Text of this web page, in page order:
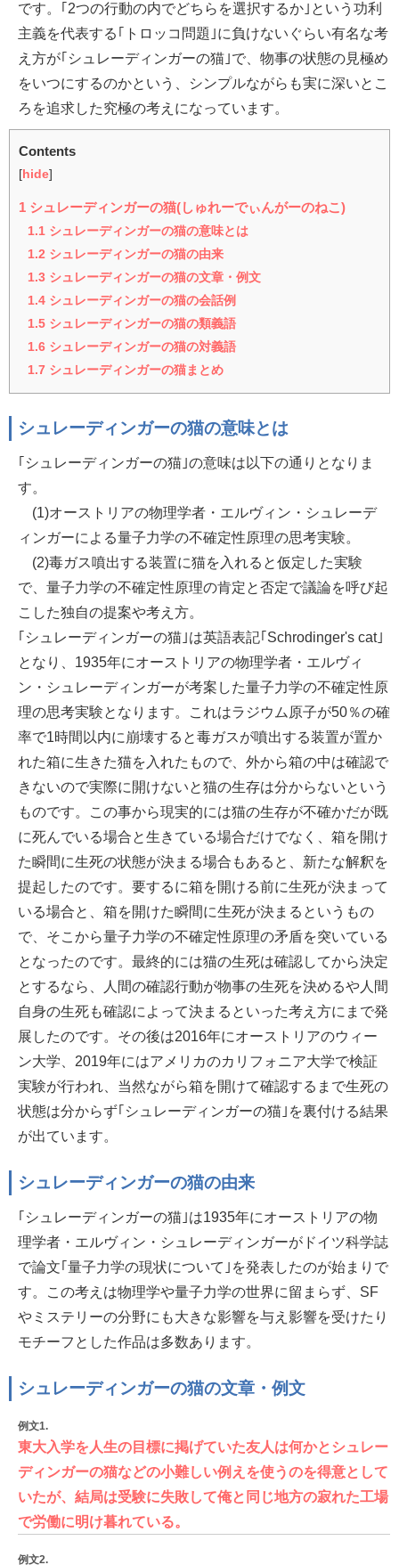
です。｢2つの行動の内でどちらを選択するか｣という功利
主義を代表する｢トロッコ問題｣に負けないぐらい有名な考
え方が｢シュレーディンガーの猫｣で、物事の状態の見極め
をいつにするのかという、シンプルながらも実に深いとこ
ろを追求した究極の考えになっています。
Contents
[ hide]
1 シュレーディンガーの猫(しゅれーでぃんがーのねこ)
1.1 シュレーディンガーの猫の意味とは
1.2 シュレーディンガーの猫の由来
1.3 シュレーディンガーの猫の文章・例文
1.4 シュレーディンガーの猫の会話例
1.5 シュレーディンガーの猫の類義語
1.6 シュレーディンガーの猫の対義語
1.7 シュレーディンガーの猫まとめ
シュレーディンガーの猫の意味とは
｢シュレーディンガーの猫｣の意味は以下の通りとなりま
す。
(1)オーストリアの物理学者・エルヴィン・シュレーデ
ィンガーによる量子力学の不確定性原理の思考実験。
(2)毒ガス噴出する装置に猫を入れると仮定した実験
で、量子力学の不確定性原理の肯定と否定で議論を呼び起
こした独自の提案や考え方。
｢シュレーディンガーの猫｣は英語表記｢Schrodinger's cat｣
となり、1935年にオーストリアの物理学者・エルヴィ
ン・シュレーディンガーが考案した量子力学の不確定性原
理の思考実験となります。これはラジウム原子が50％の確
率で1時間以内に崩壊すると毒ガスが噴出する装置が置か
れた箱に生きた猫を入れたもので、外から箱の中は確認で
きないので実際に開けないと猫の生存は分からないという
ものです。この事から現実的には猫の生存が不確かだが既
に死んでいる場合と生きている場合だけでなく、箱を開け
た瞬間に生死の状態が決まる場合もあると、新たな解釈を
提起したのです。要するに箱を開ける前に生死が決まって
いる場合と、箱を開けた瞬間に生死が決まるというもの
で、そこから量子力学の不確定性原理の矛盾を突いている
となったのです。最終的には猫の生死は確認してから決定
とするなら、人間の確認行動が物事の生死を決めるや人間
自身の生死も確認によって決まるといった考え方にまで発
展したのです。その後は2016年にオーストリアのウィー
ン大学、2019年にはアメリカのカリフォニア大学で検証
実験が行われ、当然ながら箱を開けて確認するまで生死の
状態は分からず｢シュレーディンガーの猫｣を裏付ける結果
が出ています。
シュレーディンガーの猫の由来
｢シュレーディンガーの猫｣は1935年にオーストリアの物
理学者・エルヴィン・シュレーディンガーがドイツ科学誌
で論文｢量子力学の現状について｣を発表したのが始まりで
す。この考えは物理学や量子力学の世界に留まらず、SF
やミステリーの分野にも大きな影響を与え影響を受けたり
モチーフとした作品は多数あります。
シュレーディンガーの猫の文章・例文
例文1.
東大入学を人生の目標に掲げていた友人は何かとシュレー
ディンガーの猫などの小難しい例えを使うのを得意として
いたが、結局は受験に失敗して俺と同じ地方の寂れた工場
で労働に明け暮れている。
例文2.